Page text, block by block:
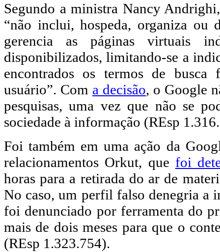
Segundo a ministra Nancy
“não inclui, hospeda, organiza ou
gerencia as páginas virtuais
disponibilizados, limitando-se a
encontrados os termos de busca
usuário”. Com a decisão, o Google
pesquisas, uma vez que não se
sociedade à informação (REsp
Foi também em uma ação da
relacionamentos Orkut, que foi
horas para a retirada do ar de
No caso, um perfil falso denegria a
foi denunciado por ferramenta do
mais de dois meses para que o
(REsp 1.323.754).